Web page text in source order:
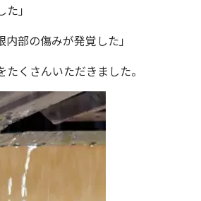
」
内部の傷みが発覚した」
くさんいただきました。